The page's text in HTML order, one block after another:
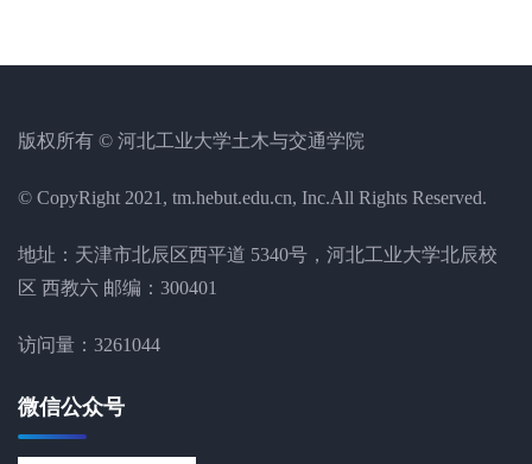
版权所有 © 河北工业大学土木与交通学院
© CopyRight 2021, tm.hebut.edu.cn, Inc.All Rights Reserved.
地址：天津市北辰区西平道 5340号，河北工业大学北辰校
区 西教六 邮编：300401
访问量： 3261044
微信公众号